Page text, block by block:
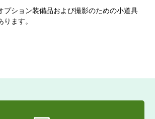
プション装備品および撮影のための小道具
ます。